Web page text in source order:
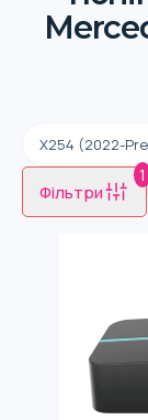
X254 (2022-
Фільтри
1